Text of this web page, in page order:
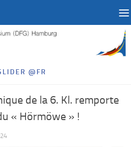
@FR
de la 6. Kl. remporte
« Hörmöwe » !